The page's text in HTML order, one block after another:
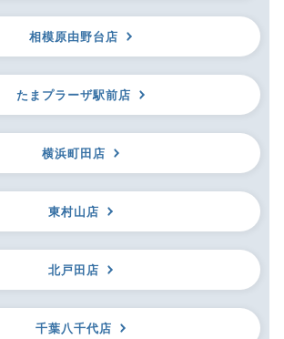
相模原由野台店
たまプラーザ駅前店
横浜町田店
東村山店
北戸田店
千葉八千代店